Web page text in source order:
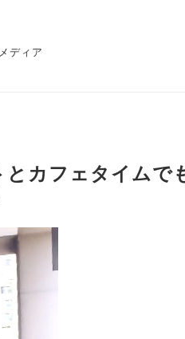
ディア
カフェタイムで